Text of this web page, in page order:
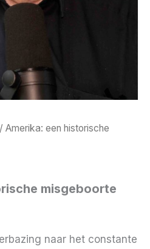
/ Amerika: een historische
misgeboorte
naar het constante